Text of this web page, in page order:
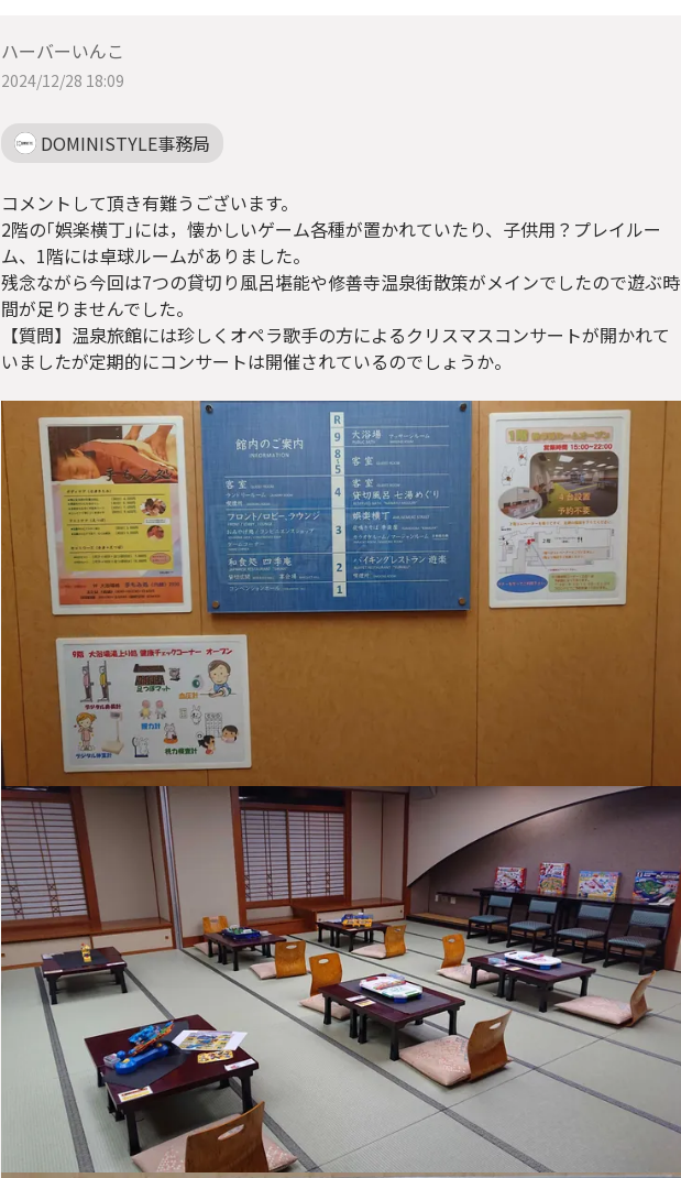
ハーバーいんこ
2024/12/28 18:09
DOMINISTYLE事務局
コメントして頂き有難うございます。
2階の｢娯楽横丁｣には，懐かしいゲーム各種が置かれていたり、子供用？プレイルー
ム、1階には卓球ルームがありました。
残念ながら今回は7つの貸切り風呂堪能や修善寺温泉街散策がメインでしたので遊ぶ時
間が足りませんでした。
【質問】温泉旅館には珍しくオペラ歌手の方によるクリスマスコンサートが開かれて
いましたが定期的にコンサートは開催されているのでしょうか。